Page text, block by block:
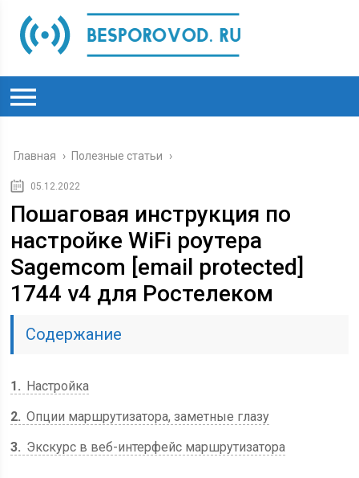
Главная › Полезные статьи ›
05.12.2022
Пошаговая инструкция по
настройке WiFi роутера
Sagemcom [email protected]
1744 v4 для Ростелеком
Содержание
1
Настройка
2 Опции маршрутизатора, заметные глазу
3
Экскурс в веб-интерфейс маршрутизатора